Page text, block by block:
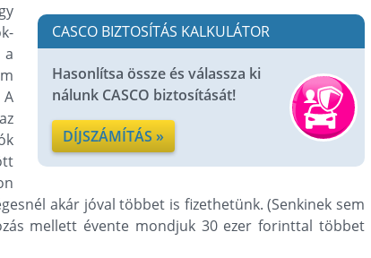
CASCO BIZTOSÍTÁS KALKULÁTOR
Hasonlítsa össze és válassza ki
nálunk CASCO biztosítását!
DÍJSZÁMÍTÁS »
akár jóval többet is fizethetünk. (Senkinek sem
mellett évente mondjuk 30 ezer forinttal többet